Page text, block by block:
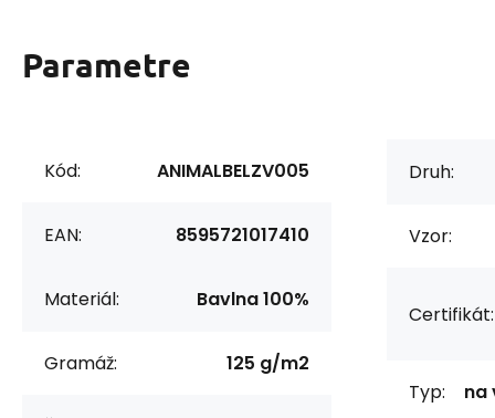
Parametre
Kód: ANIMALBELZV005
EAN: 8595721017410
Materiál: Bavlna 100%
Gramáž: 125 g/m2
Druh:
Vzor:
Certifikát:
Typ: na